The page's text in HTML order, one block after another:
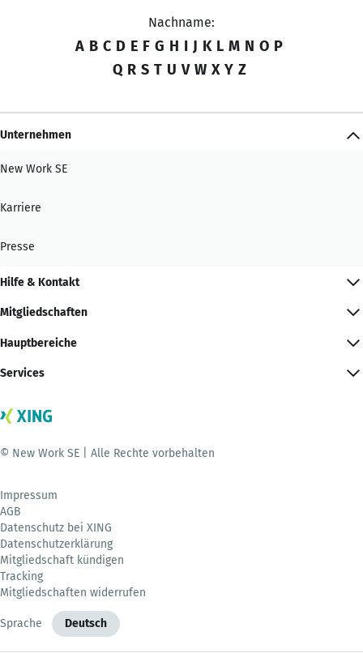
Nachname:
A B C D E F G H I J K L M N O P
Q R S T U V W X Y Z
Unternehmen
New Work SE
Karriere
Presse
Hilfe & Kontakt
Mitgliedschaften
Hauptbereiche
Services
© New Work SE | Alle Rechte vorbehalten
Impressum
AGB
Datenschutz bei XING
Datenschutzerklärung
Mitgliedschaft kündigen
Tracking
Mitgliedschaften widerrufen
Sprache Deutsch